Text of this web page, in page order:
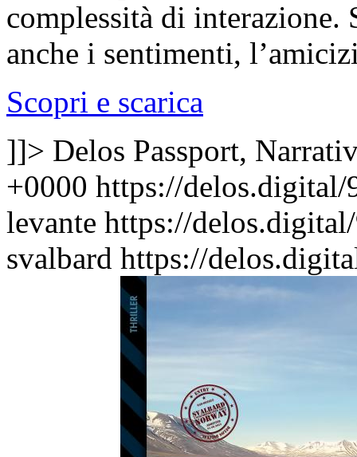
complessità di interazione.
anche i sentimenti,
Scopri e scarica
]]> Delos Passport,
+0000 https://delos.digital/
levante https://
svalbard https://